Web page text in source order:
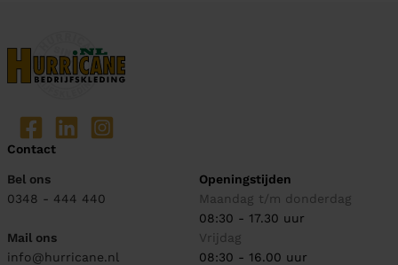
Contact
Bel ons
0348 - 444 440
Mail ons
info@hurricane.nl
Openingstijden
Maandag t/m donderdag
08:30 - 17.30 uur
Vrijdag
08:30 - 16.00 uur